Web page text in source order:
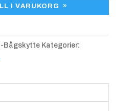
I VARUKORG
Bågskytte Kategorier: